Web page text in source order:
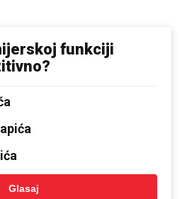
funkciji
Glasaj